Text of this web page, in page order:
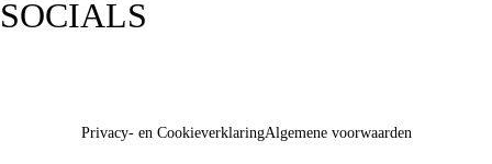
SOCIALS
Privacy- en CookieverklaringAlgemene voorwaarden